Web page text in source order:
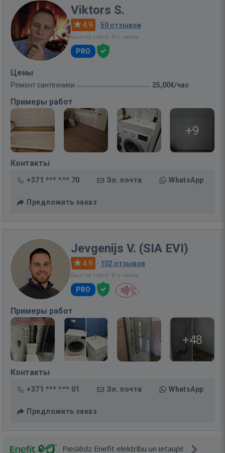
Viktors S.
4.9 · 50 отзывов
Был на сайте: 8 ч. назад
PRO
Цены
Ремонт сантехники 25,00€/час
Примеры работ
+9
Контакты
+371 *** *** 70 Эл. почта WhatsApp
Предложить заказ
Jevgenijs V. (SIA EVI)
4.9 · 102 отзывов
Был на сайте: 8 ч. назад
PRO
Примеры работ
+48
Контакты
+371 *** *** 01 Эл. почта WhatsApp
Предложить заказ
Pieslēdz Enefit elektrību un ietaupi!